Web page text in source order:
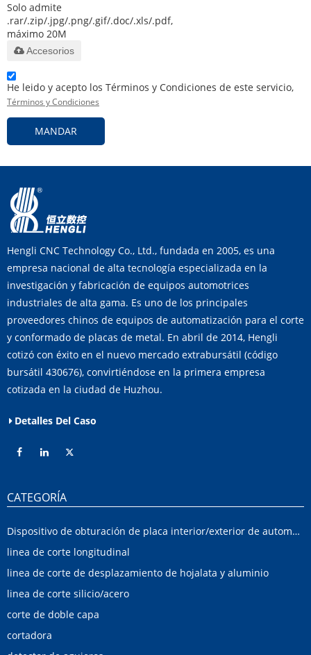
Solo admite
.rar/.zip/.jpg/.png/.gif/.doc/.xls/.pdf,
máximo 20M
Accesorios
He leido y acepto los Términos y Condiciones de este servicio,
Términos y Condiciones
MANDAR
Hengli CNC Technology Co., Ltd., fundada en 2005, es una
empresa nacional de alta tecnología especializada en la
investigación y fabricación de equipos automotrices
industriales de alta gama. Es uno de los principales
proveedores chinos de equipos de automatización para el corte
y conformado de placas de metal. En abril de 2014, Hengli
cotizó con éxito en el nuevo mercado extrabursátil (código
bursátil 430676), convirtiéndose en la primera empresa
cotizada en la ciudad de Huzhou.
Detalles Del Caso
CATEGORÍA
Dispositivo de obturación de placa interior/exterior de automóvil
linea de corte longitudinal
linea de corte de desplazamiento de hojalata y aluminio
linea de corte silicio/acero
corte de doble capa
cortadora